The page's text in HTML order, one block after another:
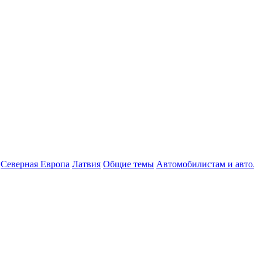
Северная Европа Латвия Общие темы Автомобилистам и